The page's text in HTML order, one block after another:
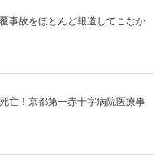
事故をほとんど報道してこなか
亡！京都第一赤十字病院医療事